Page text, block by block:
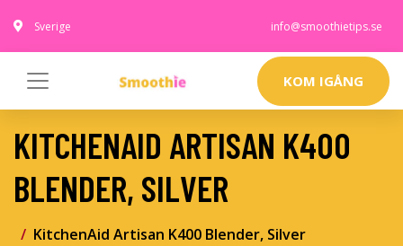
Sverige info@smoothietips.se
KOM IGÅNG
KITCHENAID ARTISAN K400
BLENDER, SILVER
KitchenAid Artisan K400 Blender, Silver